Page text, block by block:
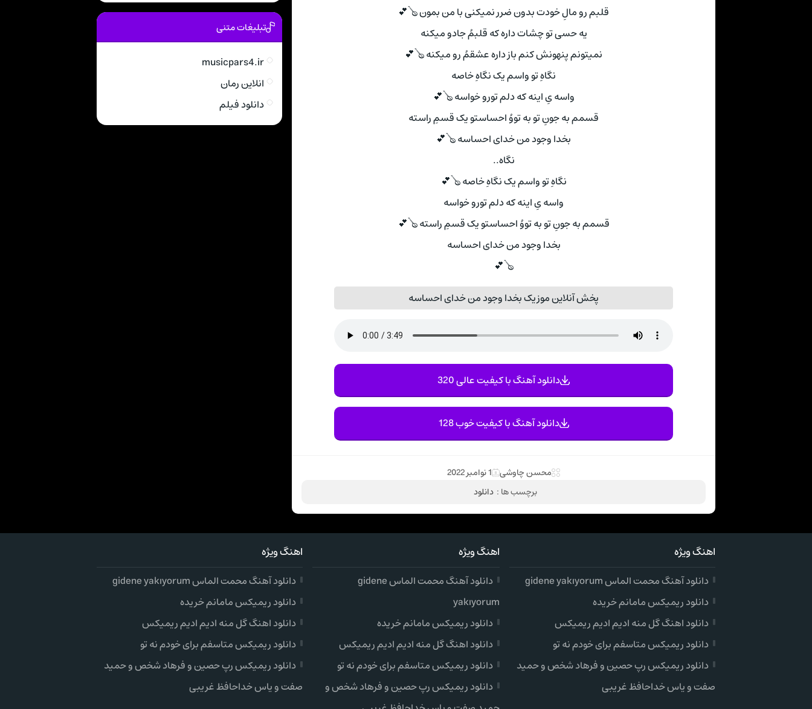
قلبم رو مالِ خودت بدون ضرر نمیکنی با من بمون 🪕💕
یه حسی تو چشات داره که قلبمُ جادو میکنه
نمیتونم پنهونش کنم باز داره عشقمُ رو میکنه 🪕💕
نگاهِ تو واسم یک نگاهِ خاصه
واسه یِ اینه که دلم تورو خواسه 🪕💕
قسمم به جونِ تو به تووُ احساستو یک قسمِ راسته
بخدا وجود من خدای احساسه 🪕💕
نگاه..
نگاهِ تو واسم یک نگاهِ خاصه 🪕💕
واسه یِ اینه که دلم تورو خواسه
قسمم به جونِ تو به تووُ احساستو یک قسمِ راسته 🪕💕
بخدا وجود من خدای احساسه
🪕💕
پخش آنلاین موزیک بخدا وجود من خدای احساسه
دانلود آهنگ با کیفیت عالی 320
دانلود آهنگ با کیفیت خوب 128
محسن چاوشی 1 نوامبر 2022
برچسب ها : دانلود
تبلیغات متنی
musicpars4.ir
انلاین رمان
دانلود فیلم
اهنگ ویژه
دانلود آهنگ محمت الماس gidene yakıyorum
دانلود ریمیکس مامانم خریده
دانلود اهنگ گل منه ادیم ادیم ریمیکس
دانلود ریمیکس متاسفم برای خودم نه تو
دانلود ریمیکس رپ حصین و فرهاد شخص و حمید
صفت و یاس خداحافظ غریبی
اهنگ ویژه
دانلود آهنگ محمت الماس gidene
yakıyorum
دانلود ریمیکس مامانم خریده
دانلود اهنگ گل منه ادیم ادیم ریمیکس
دانلود ریمیکس متاسفم برای خودم نه تو
دانلود ریمیکس رپ حصین و فرهاد شخص و
اهنگ ویژه
دانلود آهنگ محمت الماس gidene yakıyorum
دانلود ریمیکس مامانم خریده
دانلود اهنگ گل منه ادیم ادیم ریمیکس
دانلود ریمیکس متاسفم برای خودم نه تو
دانلود ریمیکس رپ حصین و فرهاد شخص و حمید
صفت و یاس خداحافظ غریبی